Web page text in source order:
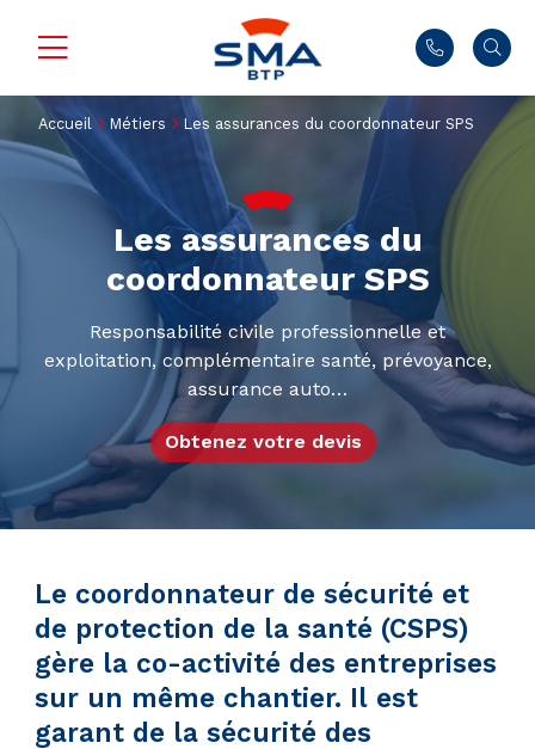
Accueil Métiers Les assurances du coordonnateur SPS
Les assurances du
coordonnateur SPS
Responsabilité civile professionnelle et
exploitation, complémentaire santé, prévoyance,
assurance auto…
Obtenez votre devis
Le coordonnateur de sécurité et
de protection de la santé (CSPS)
gère la co-activité des entreprises
sur un même chantier. Il est
garant de la sécurité des